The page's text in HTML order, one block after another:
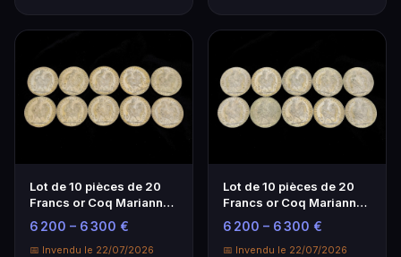
Lot de 10 pièces de 20
Francs or Coq Marianne -
Investissement
Numismatique
6 200 – 6 300 €
📅 Invendu le 22/07/2026
Lot de 10 pièces de 20
Francs or Coq Marianne -
Investissement
Numismatique
6 200 – 6 300 €
📅 Invendu le 22/07/2026